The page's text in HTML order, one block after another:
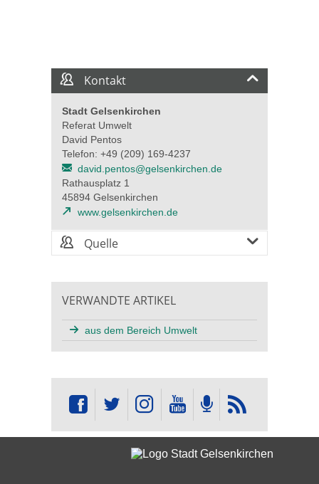
Kontakt
Stadt Gelsenkirchen
Referat Umwelt
David Pentos
Telefon: +49 (209) 169-4237
david.pentos@gelsenkirchen.de
Rathausplatz 1
45894 Gelsenkirchen
www.gelsenkirchen.de
Quelle
VERWANDTE ARTIKEL
aus dem Bereich Umwelt